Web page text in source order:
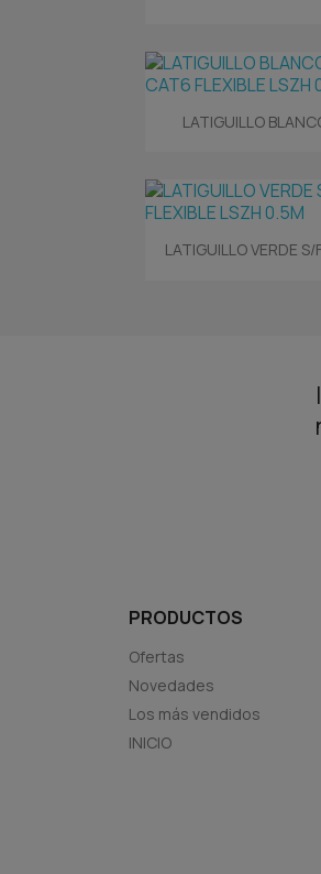
 Vista
LATIGUILLO
Vista
LATIGUILLO VERDE
PRODUCTOS
Ofertas
Novedades
Los más vendidos
INICIO